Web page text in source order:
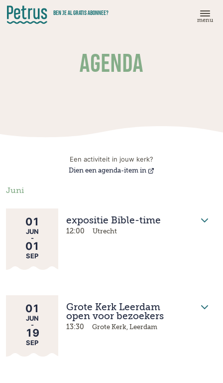
Doorgaan
naar
hoofdinhoud
BEN JE AL GRATIS ABONNEE?
menu
AGENDA
Een activiteit in jouw kerk?
Dien een agenda-item in
Juni
01
JUN
-
01
SEP
expositie Bible-time
12:00 Utrecht
01
JUN
-
19
SEP
Grote Kerk Leerdam
open voor bezoekers
13:30 Grote Kerk, Leerdam